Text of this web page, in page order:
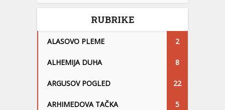
RUBRIKE
ALASOVO PLEME 2
ALHEMIJA DUHA 8
ARGUSOV POGLED 22
ARHIMEDOVA TAČKA 5